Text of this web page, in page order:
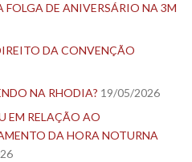
DE ANIVERSÁRIO NA 3M
DA CONVENÇÃO
NA RHODIA? 19/05/2026
EM RELAÇÃO AO
DA HORA NOTURNA